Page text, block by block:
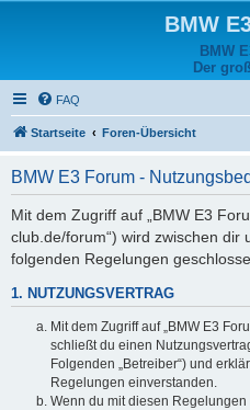
BMW
BMW
Der
FAQ
Startseite Foren-Übersicht
BMW E3 Forum -
Mit dem Zugriff auf „BMW E3
club.de/forum“) wird zwischen dir
folgenden Regelungen
1. NUTZUNGSVERTRAG
Mit dem Zugriff auf „BMW E3
schließt du einen
Folgenden „Betreiber“) und
Regelungen einverstanden.
Wenn du mit diesen